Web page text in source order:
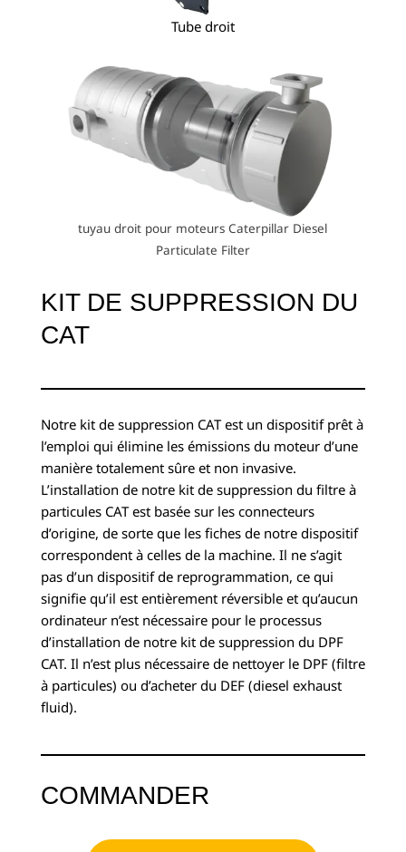
Tube droit
tuyau droit pour moteurs Caterpillar Diesel
Particulate Filter
KIT DE SUPPRESSION DU
CAT
Notre kit de suppression CAT est un dispositif prêt à
l’emploi qui élimine les émissions du moteur d’une
manière totalement sûre et non invasive.
L’installation de notre kit de suppression du filtre à
particules CAT est basée sur les connecteurs
d’origine, de sorte que les fiches de notre dispositif
correspondent à celles de la machine. Il ne s’agit
pas d’un dispositif de reprogrammation, ce qui
signifie qu’il est entièrement réversible et qu’aucun
ordinateur n’est nécessaire pour le processus
d’installation de notre kit de suppression du DPF
CAT. Il n’est plus nécessaire de nettoyer le DPF (filtre
à particules) ou d’acheter du DEF (diesel exhaust
fluid).
COMMANDER